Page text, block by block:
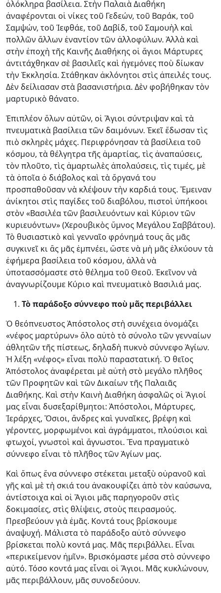
ὁλόκληρα βασίλεια. Στὴν Παλαιὰ Διαθήκη
ἀναφέρονται οἱ νίκες τοῦ Γεδεών, τοῦ Βαράκ, τοῦ
Σαμψών, τοῦ Ἰεφθάε, τοῦ Δαβίδ, τοῦ Σαμουὴλ καὶ
πολλῶν ἄλλων ἐναντίον τῶν ἀλλοφύλων. Ἀλλὰ καὶ
στὴν ἐποχὴ τῆς Καινῆς Διαθήκης οἱ ἅγιοι Μάρτυρες
ἀντιτάχθηκαν σὲ βασιλεῖς καὶ ἡγεμόνες ποὺ δίωκαν
τὴν Ἐκκλησία. Στάθηκαν ἀκλόνητοι στὶς ἀπειλές τους.
Δὲν δείλιασαν στὰ βασανιστήρια. Δὲν φοβήθηκαν τὸν
μαρτυρικὸ θάνατο.
Ἐπιπλέον ὅλων αὐτῶν, οἱ Ἅγιοι σύν­τριψαν καὶ τὰ
πνευματικὰ βασίλεια τῶν δαιμόνων. Ἐκεῖ ἔδωσαν τὶς
πιὸ σκληρὲς μάχες. Περιφρόνησαν τὰ βασίλεια τοῦ
κόσμου, τὰ θέλγητρα τῆς ἁμαρτίας, τὶς ἀναπαύσεις,
τὸν πλοῦτο, τὶς ἁμαρτωλὲς ἀπολαύσεις, τὶς τιμές, μὲ
τὰ ὁποῖα ὁ διάβολος καὶ τὰ ὄργανά του
προσπαθοῦσαν νὰ κλέψουν τὴν καρδιά τους. Ἔμειναν
ἀνίκητοι στὶς παγίδες τοῦ διαβόλου, πιστοὶ ὑπήκοοι
στὸν «Βασιλέα τῶν βασιλευόντων καὶ Κύριον τῶν
κυριευόντων» (Χερουβικὸς ὕμνος Μεγάλου Σαββάτου).
Τὸ θυσιαστικὸ καὶ γενναῖο φρόνημά τους ἂς μᾶς
συγκινεῖ κι ἂς μᾶς ἐμπνέει, ὥστε νὰ μὴ μᾶς ἑλκύουν τὰ
ἐφήμερα βασίλεια τοῦ κόσμου, ἀλλὰ νὰ
ὑποτασσόμαστε στὸ θέλημα τοῦ Θεοῦ. Ἐκεῖνον νὰ
ἀναγνωρίζουμε Κύριο καὶ πνευματικὸ Βασιλιά μας.
Τὸ παράδοξο σύννεφο ποὺ μᾶς περιβάλλει
Ὁ θεόπνευστος Ἀπόστολος στὴ συν­έχεια ὀνομάζει
«νέφος μαρτύρων» ὅλο αὐτὸ τὸ σύνολο τῶν γενναίων
ἀθλητῶν τῆς πίστεως, δηλαδὴ πυκνὸ σύννεφο Ἁγίων.
Ἡ λέξη «νέφος» εἶναι πολὺ παραστατική. Ὁ θεῖος
Ἀπόστολος ἀ­να­φέρεται μὲ αὐτὴ στὸ μεγάλο πλῆθος
τῶν Προφητῶν καὶ τῶν Δικαίων τῆς Παλαιᾶς
Διαθήκης. Καὶ στὴν Καινὴ Δια­θήκη ἀσφαλῶς οἱ Ἅγιοί
μας εἶναι δυσεξαρί­θμητοι: Ἀπόστολοι, Μάρτυρες,
Ἱεράρχες, Ὅσιοι, ἄνδρες καὶ γυναῖκες, βρέφη καὶ
γέροντες, μορφωμένοι καὶ ἀγράμματοι, πλούσιοι καὶ
φτωχοί, γνωστοὶ καὶ ἄγνωστοι. Ἕνα πραγματικὸ
σύννεφο εἶναι τὸ πλῆθος τῶν Ἁγίων μας.
Καὶ ὅπως ἕνα σύννεφο στέκεται μεταξὺ οὐρανοῦ καὶ
γῆς καὶ μὲ τὴ σκιά του ἀνακουφίζει ἀπὸ τὸν καύσωνα,
ἀντίστοιχα καὶ οἱ Ἅγιοι μᾶς παρηγοροῦν στὶς
δοκιμασίες, στὶς θλίψεις, στοὺς πειρασμούς.
Πρεσβεύουν γιὰ ἐμᾶς. Κον­τά τους βρίσκουμε
ἀναψυχή. Μάλιστα τὸ παράδοξο αὐτὸ σύννεφο
βρίσκεται πολὺ κοντά μας. Μᾶς περιβάλλει. Εἶναι
«περικείμενον ἡμῖν». Βρισκόμαστε μέσα στὸ σύννεφο
αὐτό. Τόσο κοντά μας εἶναι οἱ Ἅγιοι. Μᾶς κυκλώνουν,
μᾶς περιβάλλουν, μᾶς συνοδεύουν.